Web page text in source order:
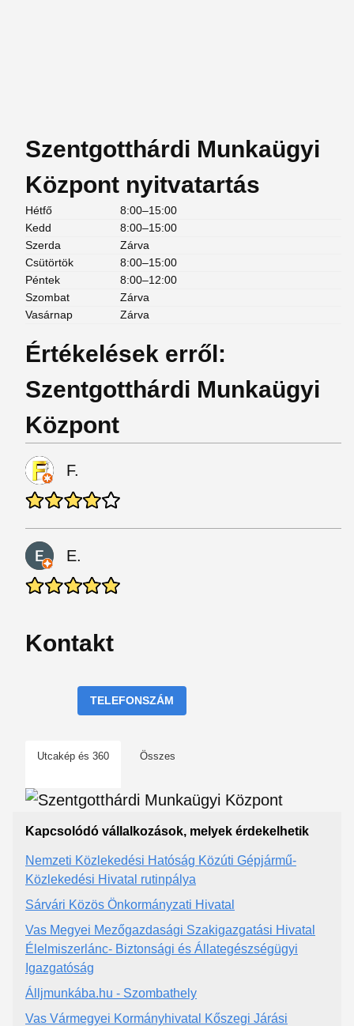
Szentgotthárdi Munkaügyi
Központ nyitvatartás
Hétfő
8:00–15:00
Kedd
8:00–15:00
Szerda
Zárva
Csütörtök
8:00–15:00
Péntek
8:00–12:00
Szombat
Zárva
Vasárnap
Zárva
Értékelések erről:
Szentgotthárdi Munkaügyi
Központ
F.
E.
Kontakt
TELEFONSZÁM
Utcakép és 360 Összes
Kapcsolódó vállalkozások, melyek érdekelhetik
Nemzeti Közlekedési Hatóság Közúti Gépjármű-
Közlekedési Hivatal rutinpálya
Sárvári Közös Önkormányzati Hivatal
Vas Megyei Mezőgazdasági Szakigazgatási Hivatal
Élelmiszerlánc- Biztonsági és Állategészségügyi
Igazgatóság
Álljmunkába.hu - Szombathely
Vas Vármegyei Kormányhivatal Kőszegi Járási